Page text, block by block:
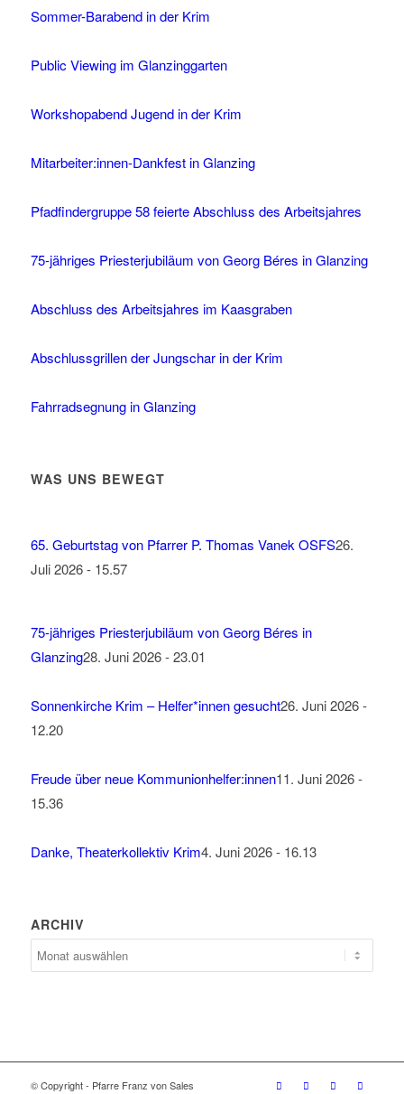
Sommer-Barabend in der Krim
Public Viewing im Glanzinggarten
Workshopabend Jugend in der Krim
Mitarbeiter:innen-Dankfest in Glanzing
Pfadfindergruppe 58 feierte Abschluss des Arbeitsjahres
75-jähriges Priesterjubiläum von Georg Béres in Glanzing
Abschluss des Arbeitsjahres im Kaasgraben
Abschlussgrillen der Jungschar in der Krim
Fahrradsegnung in Glanzing
WAS UNS BEWEGT
Juli 2026 - 15.57
Glanzing28. Juni 2026 - 23.01
12.20
15.36
Archiv
Impressum & Datenschutz Login